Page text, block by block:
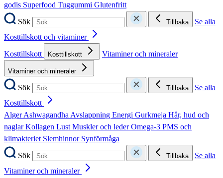
godis Superfood Tuggummi Glutenfritt
Sök
Tillbaka
Se alla
Kosttillskott och vitaminer
Kosttillskott
Kosttillskott Vitaminer och mineraler
Vitaminer och mineraler
Sök Tillbaka
Se alla
Kosttillskott
AlgerAshwagandhaAvslappning Energi Gurkmeja Hår, hud och
naglarKollagen LustMuskler och lederOmega-3 PMS och
klimakteriet Slemhinnor Synförmåga
Sök
Tillbaka
Se alla
Vitaminer och mineraler